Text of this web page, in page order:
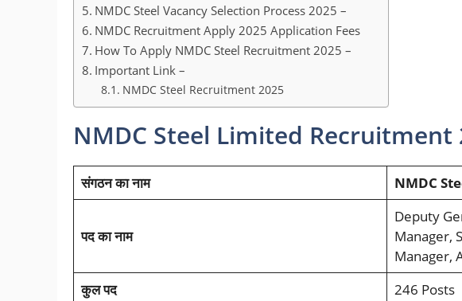
NMDC Steel Vacancy Selection Process 2025 –
NMDC Recruitment Apply 2025 Application Fees
How To Apply NMDC Steel Recruitment 2025 –
Important Link –
NMDC Steel Recruitment 2025
NMDC Steel Limited Recruitment
संगठन का नाम NMDC
पद का नाम
Deputy
Manager,
Manager,
कुल पद
246 Posts